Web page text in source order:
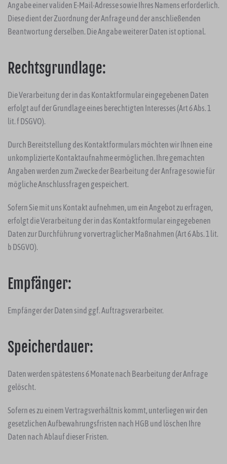
Angabe einer validen E-Mail-Adresse sowie Ihres Namens erforderlich.
Diese dient der Zuordnung der Anfrage und der anschließenden
Beantwortung derselben. Die Angabe weiterer Daten ist optional.
Rechtsgrundlage:
Die Verarbeitung der in das Kontaktformular eingegebenen Daten
erfolgt auf der Grundlage eines berechtigten Interesses (Art 6 Abs. 1
lit. f DSGVO).
Durch Bereitstellung des Kontaktformulars möchten wir Ihnen eine
unkomplizierte Kontaktaufnahme ermöglichen. Ihre gemachten
Angaben werden zum Zwecke der Bearbeitung der Anfrage sowie für
mögliche Anschlussfragen gespeichert.
Sofern Sie mit uns Kontakt aufnehmen, um ein Angebot zu erfragen,
erfolgt die Verarbeitung der in das Kontaktformular eingegebenen
Daten zur Durchführung vorvertraglicher Maßnahmen (Art 6 Abs. 1 lit.
b DSGVO).
Empfänger:
Empfänger der Daten sind ggf. Auftragsverarbeiter.
Speicherdauer:
Daten werden spätestens 6 Monate nach Bearbeitung der Anfrage
gelöscht.
Sofern es zu einem Vertragsverhältnis kommt, unterliegen wir den
gesetzlichen Aufbewahrungsfristen nach HGB und löschen Ihre
Daten nach Ablauf dieser Fristen.